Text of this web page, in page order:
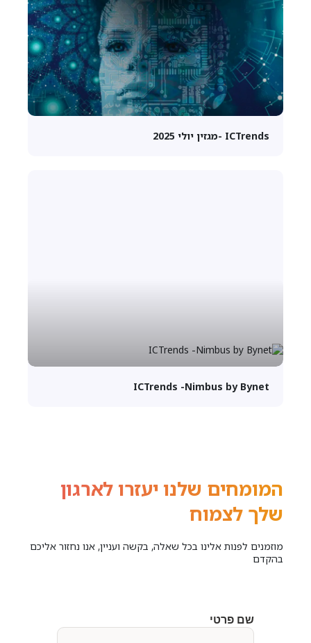
ICTrends -מגזין יולי 2025
ICTrends -Nimbus by Bynet
המומחים שלנו יעזרו לארגון
שלך לצמוח
מוזמנים לפנות אלינו בכל שאלה, בקשה ועניין, אנו נחזור אליכם
בהקדם